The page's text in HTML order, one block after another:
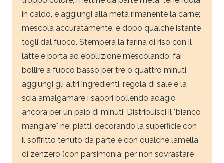
in caldo, e aggiungi alla metà rimanente la carne;
mescola accuratamente, e dopo qualche istante
togli dal fuoco. Stempera la farina di riso con il
latte e porta ad ebollizione mescolando; fai
bollire a fuoco basso per tre o quattro minuti,
aggiungi gli altri ingredienti, regola di sale e la
scia amalgamare i sapori bollendo adagio
ancora per un paio di minuti. Distribuisci il "bianco
mangiare" nei piatti, decorando la superficie con
il soffritto tenuto da parte e con qualche lamella
di zenzero (con parsimonia, per non sovrastare